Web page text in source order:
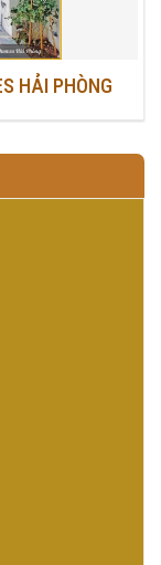
HẢI PHÒNG